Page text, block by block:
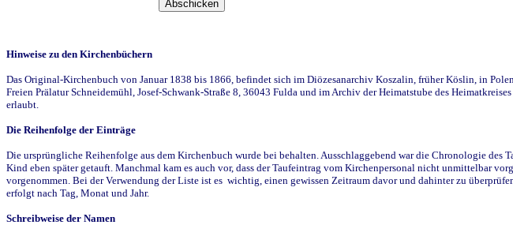
Hinweise zu den Kirchenbüchern
Das Original-Kirchenbuch von Januar 1838 bis 1866, befindet sich im Diözesanarchiv Koszalin, früher Köslin, in
Freien Prälatur Schneidemühl, Josef-Schwank-Straße 8, 36043 Fulda und im Archiv der Heimatstube des
erlaubt.
Die Reihenfolge der Einträge
Die ursprüngliche Reihenfolge aus dem Kirchenbuch wurde bei behalten. Ausschlaggebend war die Chronologie
Kind eben später getauft. Manchmal kam es auch vor, dass der Taufeintrag vom Kirchenpersonal nicht unmittelbar
vorgenommen. Bei der Verwendung der Liste ist es wichtig, einen gewissen Zeitraum davor und dahinter zu
erfolgt nach Tag, Monat und Jahr.
Schreibweise der Namen